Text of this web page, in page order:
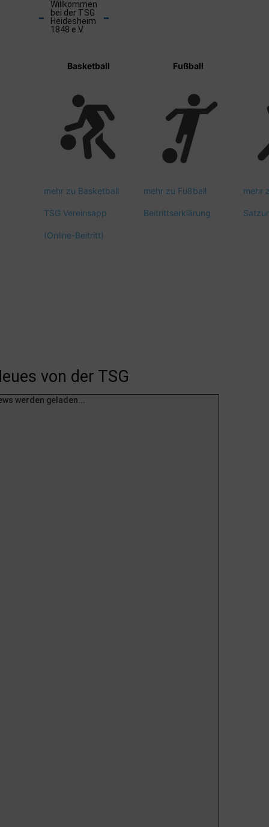
Willkommen
bei der TSG
Heidesheim
1848 e.V.
Basketball Fußball
mehr zu Basketball mehr zu Fußball mehr
TSG Vereinsapp Beitrittserklärung
(Online-Beitritt)
von der TSG